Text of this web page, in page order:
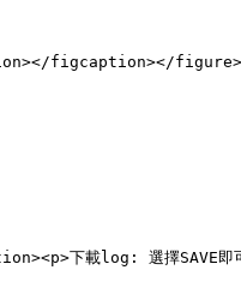
figcaption></figure>
下載log: 選擇SAVE